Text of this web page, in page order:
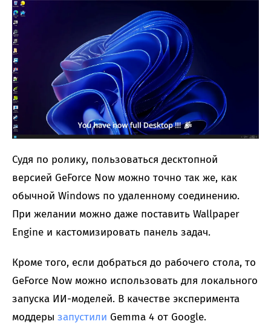
Судя по ролику, пользоваться десктопной
версией GeForce Now можно точно так же, как
обычной Windows по удаленному соединению.
При желании можно даже поставить Wallpaper
Engine и кастомизировать панель задач.
Кроме того, если добраться до рабочего стола, то
GeForce Now можно использовать для локального
запуска ИИ-моделей. В качестве эксперимента
моддеры запустили Gemma 4 от Google.